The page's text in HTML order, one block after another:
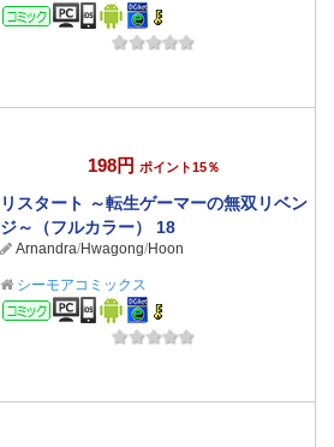
コミック
198円 ポイント15％
リスタート ～転生ゲーマーの無双リベン
ジ～（フルカラー） 18
Arnandra/Hwagong/Hoon
シーモアコミックス
コミック